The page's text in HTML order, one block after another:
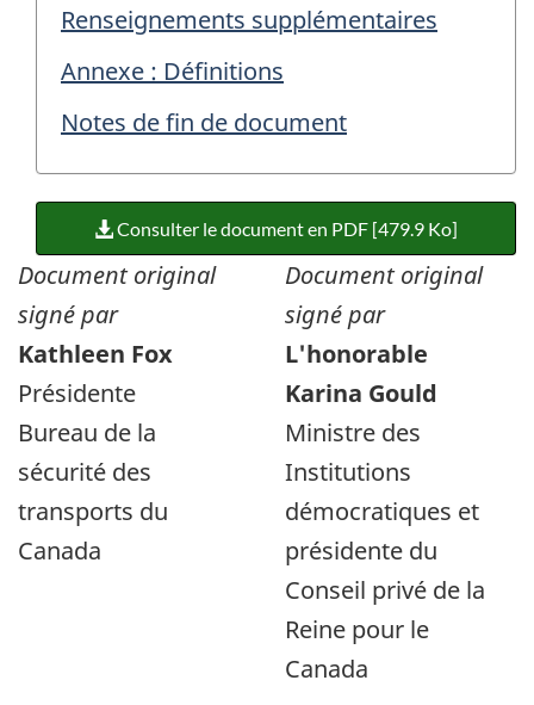
Renseignements supplémentaires
Annexe : Définitions
Notes de fin de document
Consulter le document en PDF [479.9 Ko]
Document original
signé par
Kathleen Fox
Présidente
Bureau de la
sécurité des
transports du
Canada
Document original
signé par
L'honorable
Karina Gould
Ministre des
Institutions
démocratiques et
présidente du
Conseil privé de la
Reine pour le
Canada